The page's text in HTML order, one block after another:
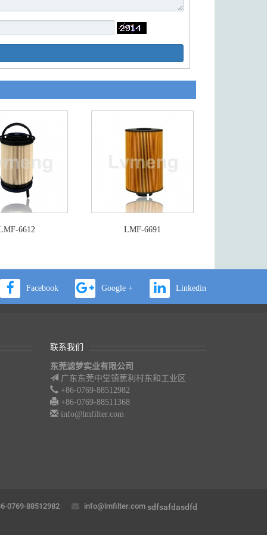
6612 LMF-6691
Facebook Google + Linkedin
联系我们
东莞滤梦实业有限公司
广东东莞中堂镇蕉利村东和工业区
+86-0769-88512982
+86-0769-88511368
info@lmfilter.com
sdfsafdasdfd
0769-88512982 info@lmfilter.com